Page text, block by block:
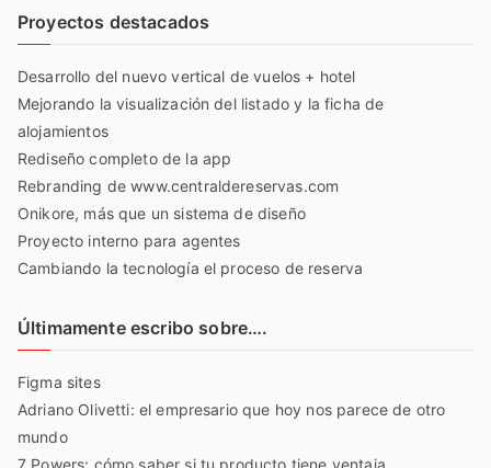
Proyectos destacados
Desarrollo del nuevo vertical de vuelos + hotel
Mejorando la visualización del listado y la ficha de
alojamientos
Rediseño completo de la app
Rebranding de www.centraldereservas.com
Onikore, más que un sistema de diseño
Proyecto interno para agentes
Cambiando la tecnología el proceso de reserva
Últimamente escribo sobre….
Figma sites
Adriano Olivetti: el empresario que hoy nos parece de otro
mundo
7 Powers: cómo saber si tu producto tiene ventaja